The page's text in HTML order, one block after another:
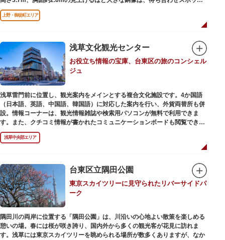
やフォトスポットとして親しまれています。彫刻家、高村光雲によって作ら
れた像は、愛犬のツンと一緒にうさぎ狩りに出かけているところだそう。
上野公園にお立ち寄りの際は、ぜひ「上野の西郷さん」と写真撮影を楽しん
上野・御徒町エリア
浅草文化観光センター
お役立ち情報の宝庫、台東区の旅のコンシェル
ジュ
浅草雷門前に位置し、観光案内をメインとする複合文化施設です。4か国語
（日本語、英語、中国語、韓国語）に対応した案内を行い、外貨両替所も併
設。情報コーナーは、観光情報雑誌や検索用パソコンが無料で利用できま
す。また、クチコミ情報が書かれたコミュニケーションボードも閲覧できる
ので、とっておきの旅のヒントを得られるかも。多目的スペースでは、映像
を活用し台東区のみどころやイベント、歴史、文化を紹介。通常、イスが配
仲見世や、隅田川や東京スカイツリーも一望できるビュースポットとなって
います。
浅草の街並みに溶け込む平屋を重ねたようなおしゃれな外観は、日本を代表
する建築家・隈研吾氏によるデザイン。木の温もりあふれる空間は、初めて
日本を訪れる海外ツーリストにも優しい印象を与えています。
浅草中央部エリア
台東区立隅田公園
東京スカイツリーに見守られたリバーサイドパ
ーク
隅田川の両岸に位置する「隅田公園」は、川沿いの心地よい散策を楽しめる
憩いの場。春には桜が咲き誇り、国内外から多くの観光客が花見に訪れま
す。浅草には東京スカイツリーを眺められる場所が数多くありますが、なか